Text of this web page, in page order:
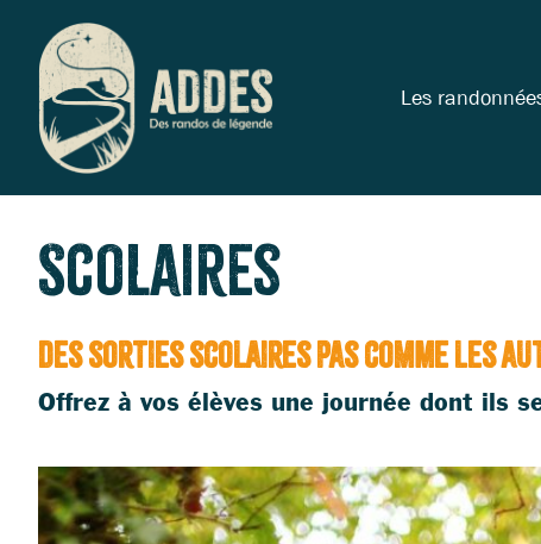
Les
Scolaires
Des sorties scolaires pas comme les
Offrez à vos élèves une journée dont ils